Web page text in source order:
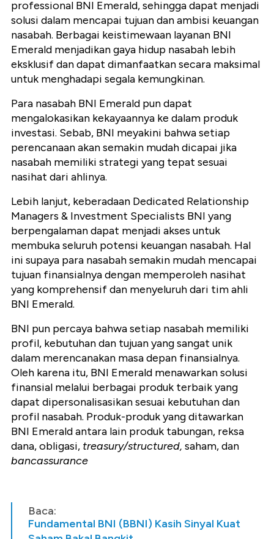
professional BNI Emerald, sehingga dapat menjadi
solusi dalam mencapai tujuan dan ambisi keuangan
nasabah. Berbagai keistimewaan layanan BNI
Emerald menjadikan gaya hidup nasabah lebih
eksklusif dan dapat dimanfaatkan secara maksimal
untuk menghadapi segala kemungkinan.
Para nasabah BNI Emerald pun dapat
mengalokasikan kekayaannya ke dalam produk
investasi. Sebab, BNI meyakini bahwa setiap
perencanaan akan semakin mudah dicapai jika
nasabah memiliki strategi yang tepat sesuai
nasihat dari ahlinya.
Lebih lanjut, keberadaan Dedicated Relationship
Managers & Investment Specialists BNI yang
berpengalaman dapat menjadi akses untuk
membuka seluruh potensi keuangan nasabah. Hal
ini supaya para nasabah semakin mudah mencapai
tujuan finansialnya dengan memperoleh nasihat
yang komprehensif dan menyeluruh dari tim ahli
BNI Emerald.
BNI pun percaya bahwa setiap nasabah memiliki
profil, kebutuhan dan tujuan yang sangat unik
dalam merencanakan masa depan finansialnya.
Oleh karena itu, BNI Emerald menawarkan solusi
finansial melalui berbagai produk terbaik yang
dapat dipersonalisasikan sesuai kebutuhan dan
profil nasabah. Produk-produk yang ditawarkan
BNI Emerald antara lain produk tabungan, reksa
dana, obligasi, treasury/structured, saham, dan
bancassurance
Baca:
Fundamental BNI (BBNI) Kasih Sinyal Kuat